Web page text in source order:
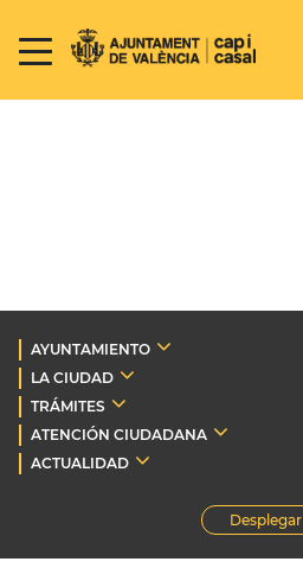
AYUNTAMIENTO
LA CIUDAD
TRÁMITES
ATENCIÓN CIUDADANA
ACTUALIDAD
Desplegar